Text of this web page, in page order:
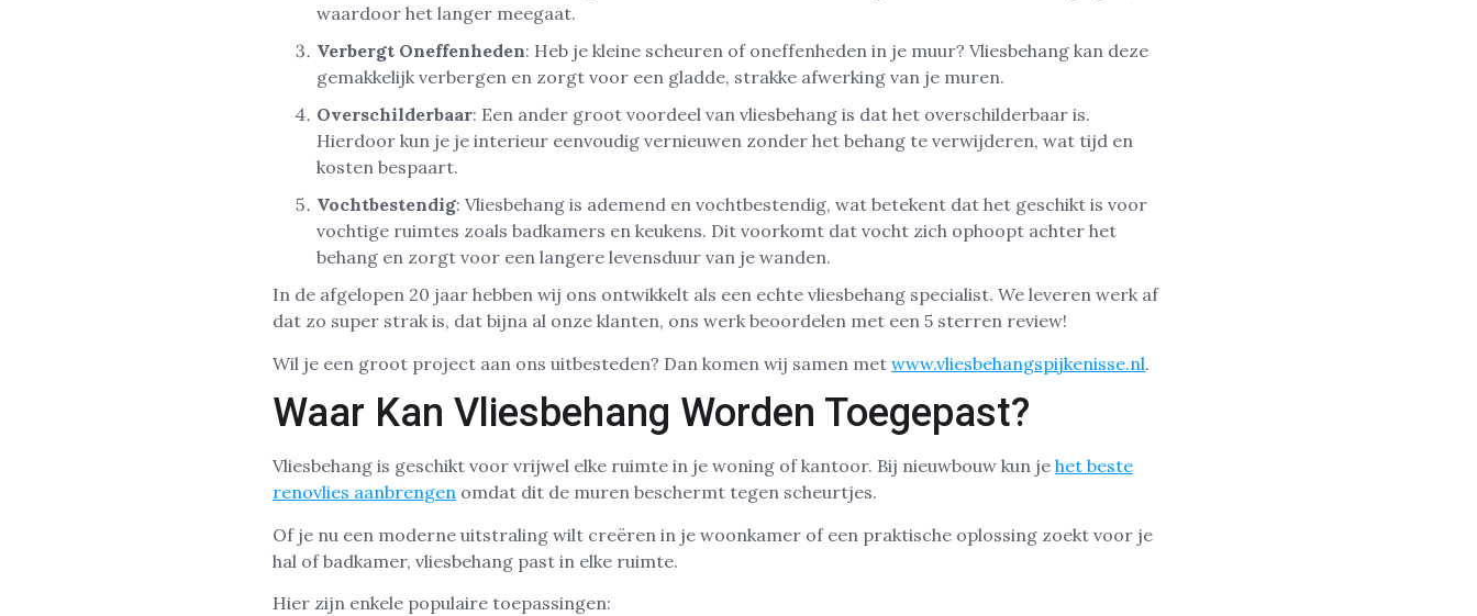
waardoor het langer meegaat.
Verbergt Oneffenheden: Heb je kleine scheuren of oneffenheden in je muur? Vliesbehang kan deze
gemakkelijk verbergen en zorgt voor een gladde, strakke afwerking van je muren.
Overschilderbaar: Een ander groot voordeel van vliesbehang is dat het overschilderbaar is.
Hierdoor kun je je interieur eenvoudig vernieuwen zonder het behang te verwijderen, wat tijd en
kosten bespaart.
Vochtbestendig: Vliesbehang is ademend en vochtbestendig, wat betekent dat het geschikt is voor
vochtige ruimtes zoals badkamers en keukens. Dit voorkomt dat vocht zich ophoopt achter het
behang en zorgt voor een langere levensduur van je wanden.
In de afgelopen 20 jaar hebben wij ons ontwikkelt als een echte vliesbehang specialist. We leveren werk af
dat zo super strak is, dat bijna al onze klanten, ons werk beoordelen met een 5 sterren review!
Wil je een groot project aan ons uitbesteden? Dan komen wij samen met www.vliesbehangspijkenisse.nl.
Waar Kan Vliesbehang Worden Toegepast?
Vliesbehang is geschikt voor vrijwel elke ruimte in je woning of kantoor. Bij nieuwbouw kun je het beste
renovlies aanbrengen omdat dit de muren beschermt tegen scheurtjes.
Of je nu een moderne uitstraling wilt creëren in je woonkamer of een praktische oplossing zoekt voor je
hal of badkamer, vliesbehang past in elke ruimte.
Hier zijn enkele populaire toepassingen: